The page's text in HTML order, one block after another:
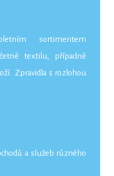
sortimentem
textilu, případně
Zpravidla s rozlohou
a služeb různého